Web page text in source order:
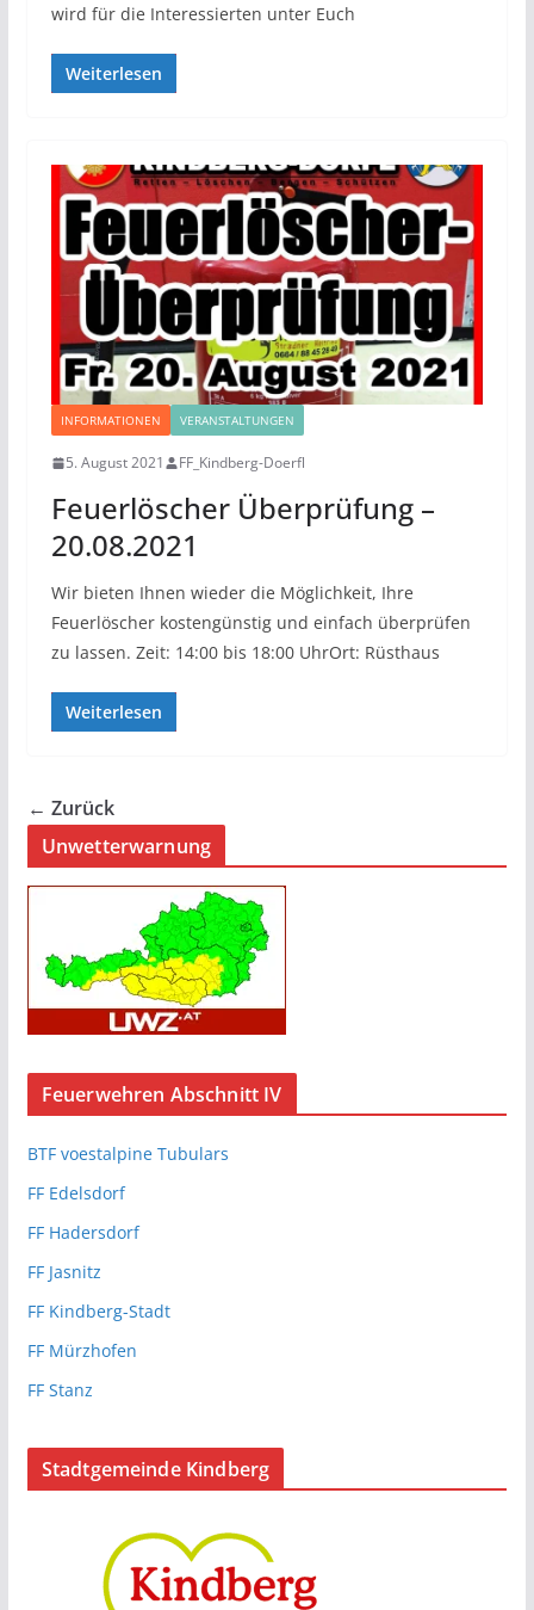
wird für die Interessierten unter Euch
Weiterlesen
INFORMATIONEN VERANSTALTUNGEN
5. August 2021 FF_Kindberg-Doerfl
Feuerlöscher Überprüfung –
20.08.2021
Wir bieten Ihnen wieder die Möglichkeit, Ihre
Feuerlöscher kostengünstig und einfach überprüfen
zu lassen. Zeit: 14:00 bis 18:00 UhrOrt: Rüsthaus
Weiterlesen
← Zurück
Unwetterwarnung
Feuerwehren Abschnitt IV
BTF voestalpine Tubulars
FF Edelsdorf
FF Hadersdorf
FF Jasnitz
FF Kindberg-Stadt
FF Mürzhofen
FF Stanz
Stadtgemeinde Kindberg